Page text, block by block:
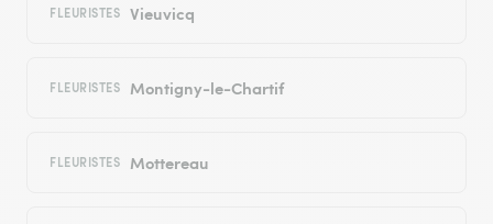
FLEURISTES Vieuvicq
FLEURISTES Montigny-le-Chartif
FLEURISTES Mottereau